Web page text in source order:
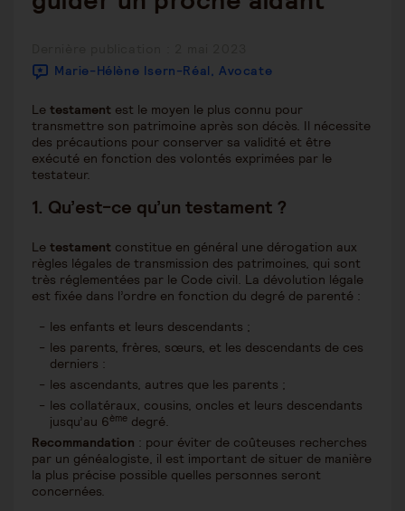
publiée :
Marie-Hélène Isern-Réal, Avocate
Le testament est le moyen le plus connu pour
transmettre son patrimoine après son décès. Il nécessite
des précautions pour conserver sa validité et être
exécuté en fonction des volontés exprimées par le
testateur.
1. Qu’est-ce qu’un testament ?
Le testament constitue en général une dérogation aux
règles légales de transmission des patrimoines, qui sont
très réglementées par le Code civil. La dévolution légale
est fixée dans l’ordre en fonction du degré de parenté :
les enfants et leurs descendants ;
les parents, frères, sœurs, et les descendants de ces
derniers :
les ascendants, autres que les parents ;
les collatéraux, cousins, oncles et leurs descendants
jusqu’au 6ème degré.
Recommandation : pour éviter de coûteuses recherches
par un généalogiste, il est important de situer de manière
la plus précise possible quelles personnes seront
concernées.